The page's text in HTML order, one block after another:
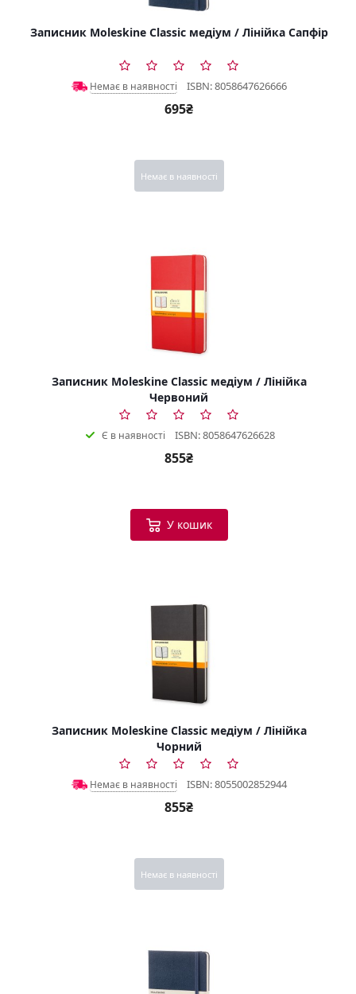
Записник Moleskine Classic медіум / Лінійка Сапфір
Немає в наявності ISBN: 8058647626666
695₴
Немає в наявності
Записник Moleskine Classic медіум / Лінійка
Червоний
Є в наявності ISBN: 8058647626628
855₴
У кошик
Записник Moleskine Classic медіум / Лінійка
Чорний
Немає в наявності ISBN: 8055002852944
855₴
Немає в наявності